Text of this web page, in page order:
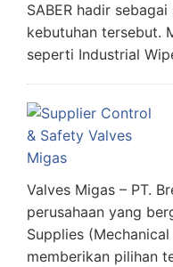
SABER hadir
kebutuhan tersebut.
seperti Industrial
Valves Migas – PT.
perusahaan yang
Supplies
memberikan pilihan